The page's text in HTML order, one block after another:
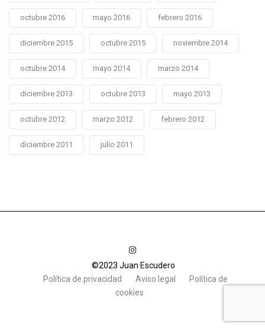
octubre 2016 mayo 2016 febrero 2016
diciembre 2015 octubre 2015 noviembre 2014
octubre 2014 mayo 2014 marzo 2014
diciembre 2013 octubre 2013 mayo 2013
octubre 2012 marzo 2012 febrero 2012
diciembre 2011 julio 2011
©2023 Juan Escudero
Política de privacidad
Aviso legal
Política de
cookies